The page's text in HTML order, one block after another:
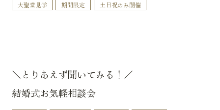
大聖堂見学 期間限定 土日祝のみ開催
＼とりあえず聞いてみる！／
結婚式お気軽相談会